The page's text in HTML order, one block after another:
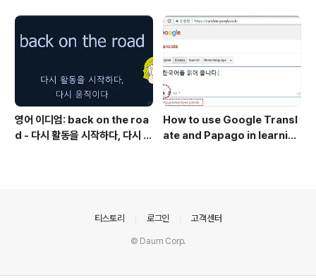
영어 이디엄: back on the roa
d - 다시 활동을 시작하다, 다시 움
How to use Google Transl
ate and Papago in learning
티스토리 로그인 고객센터
© Daum Corp.